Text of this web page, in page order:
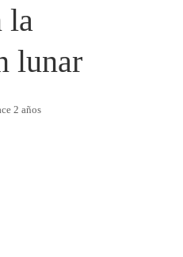
la
lunar
2 años